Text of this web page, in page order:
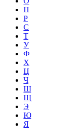
П
Р
С
Т
У
Ф
Х
Ц
Ч
Ш
Щ
Э
Ю
Я